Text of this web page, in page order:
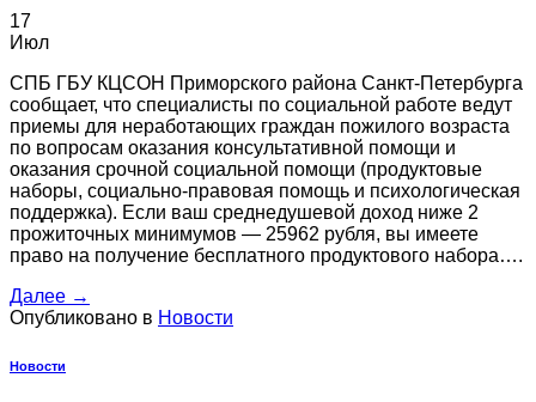
17
Июл
СПБ ГБУ КЦСОН Приморского района Санкт-Петербурга
сообщает, что специалисты по социальной работе ведут
приемы для неработающих граждан пожилого возраста
по вопросам оказания консультативной помощи и
оказания срочной социальной помощи (продуктовые
наборы, социально-правовая помощь и психологическая
поддержка). Если ваш среднедушевой доход ниже 2
прожиточных минимумов — 25962 рубля, вы имеете
право на получение бесплатного продуктового набора….
Далее →
Опубликовано в Новости
Новости